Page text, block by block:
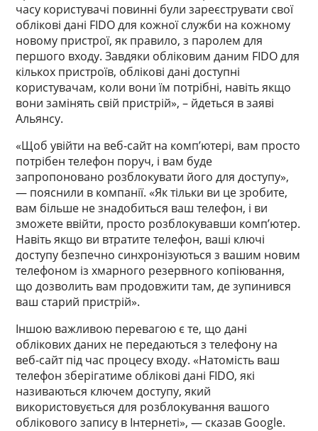
часу користувачі повинні були зареєструвати свої
облікові дані FIDO для кожної служби на кожному
новому пристрої, як правило, з паролем для
першого входу. Завдяки обліковим даним FIDO для
кількох пристроїв, облікові дані доступні
користувачам, коли вони їм потрібні, навіть якщо
вони замінять свій пристрій», – йдеться в заяві
Альянсу.
«Щоб увійти на веб-сайт на комп’ютері, вам просто
потрібен телефон поруч, і вам буде
запропоновано розблокувати його для доступу»,
— пояснили в компанії. «Як тільки ви це зробите,
вам більше не знадобиться ваш телефон, і ви
зможете ввійти, просто розблокувавши комп’ютер.
Навіть якщо ви втратите телефон, ваші ключі
доступу безпечно синхронізуються з вашим новим
телефоном із хмарного резервного копіювання,
що дозволить вам продовжити там, де зупинився
ваш старий пристрій».
Іншою важливою перевагою є те, що дані
облікових даних не передаються з телефону на
веб-сайт під час процесу входу. «Натомість ваш
телефон зберігатиме облікові дані FIDO, які
називаються ключем доступу, який
використовується для розблокування вашого
облікового запису в Інтернеті», — сказав Google.